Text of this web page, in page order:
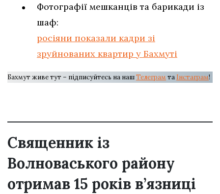
Фотографії мешканців та барикади із
шаф:
росіяни показали кадри зі
зруйнованих квартир у Бахмуті
Бахмут живе тут – підписуйтесь на нашТелеграм та Інстаграм!
Священник із
Волноваського району
отримав 15 років в’язниці